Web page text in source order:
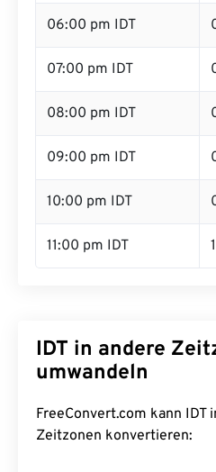
06:00 pm IDT
07:00 pm IDT
08:00 pm IDT
09:00 pm IDT
10:00 pm IDT
11:00 pm IDT
IDT in andere
umwandeln
FreeConvert.com kann IDT
Zeitzonen konvertieren: